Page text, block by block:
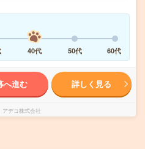
40代 50代 60代
へ進む 詳しく見る
アデコ株式会社